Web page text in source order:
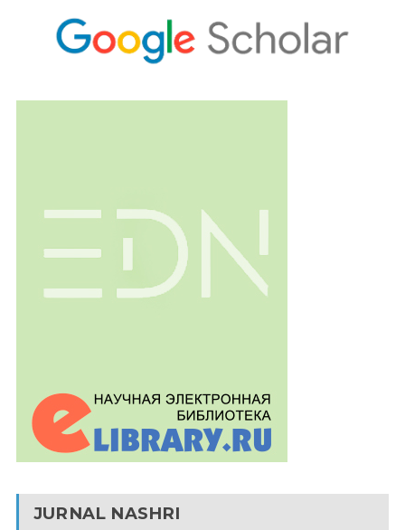
JURNAL NASHRI